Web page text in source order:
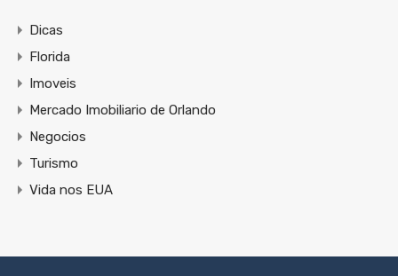
Dicas
Florida
Imoveis
Mercado Imobiliario de Orlando
Negocios
Turismo
Vida nos EUA